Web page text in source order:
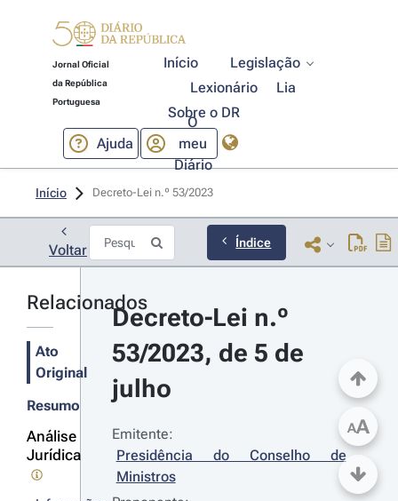
Jornal Oficial
da República
Portuguesa
Início
Legislação
Lexionário
Lia
Sobre o DR
Ajuda
O
meu
Diário
Início Decreto-Lei n.º 53/2023
Voltar Índice
Relacionados
Ato
Original
Resumo
Análise
Jurídica
Decreto-Lei n.º
53/2023, de 5 de
julho
Emitente:
Presidência do Conselho de
Ministros
AA